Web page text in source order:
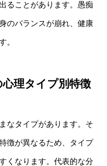
ることがあります。愚痴
のバランスが崩れ、健康
。
理タイプ別特徴
なタイプがあります。そ
徴が異なるため、タイプ
くなります。代表的な分